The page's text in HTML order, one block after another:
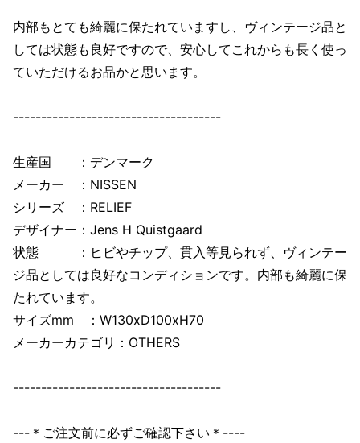
内部もとても綺麗に保たれていますし、ヴィンテージ品と
しては状態も良好ですので、安心してこれからも長く使っ
ていただけるお品かと思います。
-------------------------------------
生産国 ：デンマーク
メーカー ：NISSEN
シリーズ ：RELIEF
デザイナー：Jens H Quistgaard
状態 ：ヒビやチップ、貫入等見られず、ヴィンテー
ジ品としては良好なコンディションです。内部も綺麗に保
たれています。
サイズmm ：W130xD100xH70
メーカーカテゴリ：OTHERS
-------------------------------------
---＊ご注文前に必ずご確認下さい＊----